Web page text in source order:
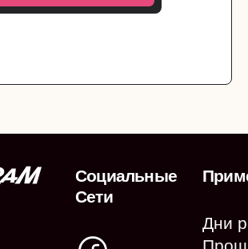
Социальные
Сети
Дни